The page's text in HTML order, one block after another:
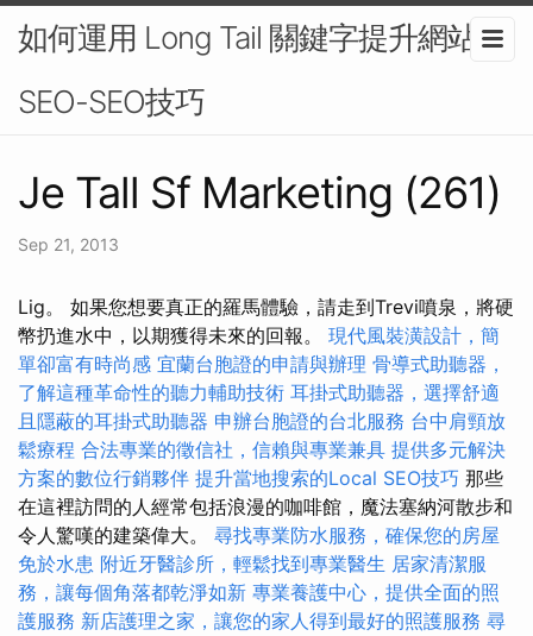
如何運用 Long Tail 關鍵字提升網站
SEO-SEO技巧
Je Tall Sf Marketing (261)
Sep 21, 2013
Lig。 如果您想要真正的羅馬體驗，請走到Trevi噴泉，將硬
幣扔進水中，以期獲得未來的回報。 現代風裝潢設計，簡
單卻富有時尚感 宜蘭台胞證的申請與辦理 骨導式助聽器，
了解這種革命性的聽力輔助技術 耳掛式助聽器，選擇舒適
且隱蔽的耳掛式助聽器 申辦台胞證的台北服務 台中肩頸放
鬆療程 合法專業的徵信社，信賴與專業兼具 提供多元解決
方案的數位行銷夥伴 提升當地搜索的Local SEO技巧 那些
在這裡訪問的人經常包括浪漫的咖啡館，魔法塞納河散步和
令人驚嘆的建築偉大。 尋找專業防水服務，確保您的房屋
免於水患 附近牙醫診所，輕鬆找到專業醫生 居家清潔服
務，讓每個角落都乾淨如新 專業養護中心，提供全面的照
護服務 新店護理之家，讓您的家人得到最好的照護服務 尋